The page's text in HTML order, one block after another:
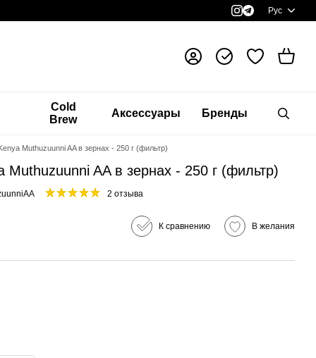
Рус
Cold
Brew
Аксессуары Бренды
Muthuzuunni AA в зернах - 250 г (фильтр)
AA в зернах - 250 г (фильтр)
2 отзыва
К сравнению В желания